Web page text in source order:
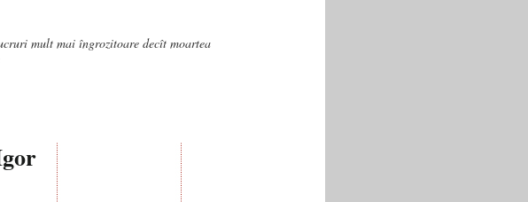
mult mai îngrozitoare decît moartea